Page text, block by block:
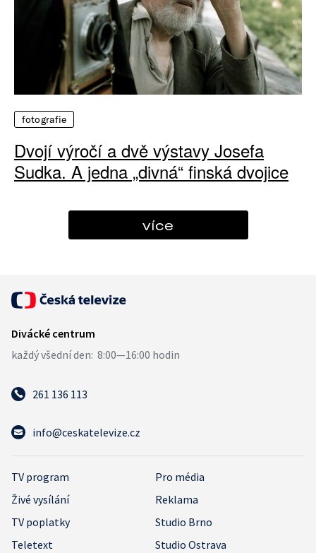
fotografie
Dvojí výročí a dvě výstavy Josefa
Sudka. A jedna „divná“ finská dvojice
více
261 136 113
info@ceskatelevize.cz
TV program
Pro média
Živé vysílání
Reklama
TV poplatky
Studio Brno
Teletext
Studio Ostrava